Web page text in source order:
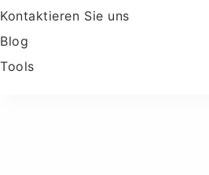
Kontaktieren Sie uns
Blog
Tools